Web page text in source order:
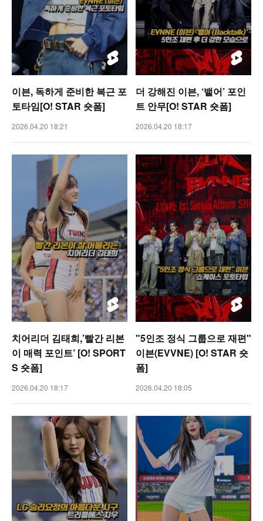
이븐, 독하게 준비한 복근 포
토타임[O! STAR 숏폼]
2026.04.20 18:21
더 강해진 이븐, ‘뱉어’ 포인
트 안무[O! STAR 숏폼]
2026.04.20 18:17
치어리더 김태희,’빨간 리본
이 매력 포인트’ [O! SPORT
S 숏폼]
2026.04.20 18:17
"5인조 정식 그룹으로 재편"
이븐(EVVNE) [O! STAR 숏
폼]
2026.04.20 18:05